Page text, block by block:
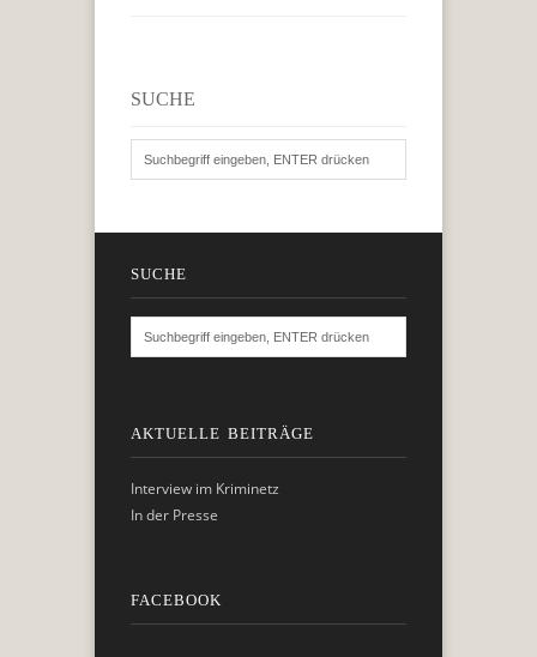
SUCHE
SUCHE
AKTUELLE BEITRÄGE
Interview im Kriminetz
In der Presse
FACEBOOK